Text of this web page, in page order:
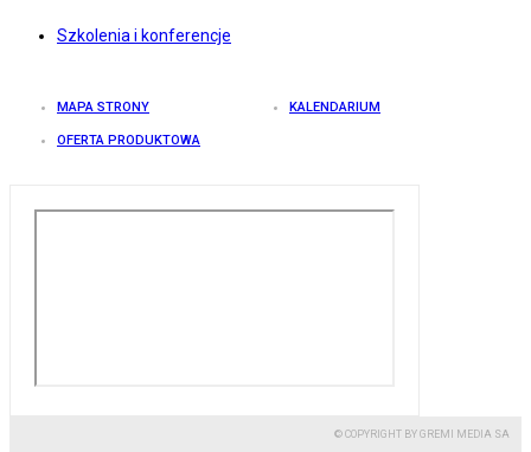
Szkolenia i konferencje
MAPA STRONY KALENDARIUM
OFERTA PRODUKTOWA
© COPYRIGHT BY GREMI MEDIA SA